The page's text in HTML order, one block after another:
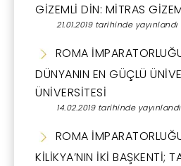
GİZEMLİ DİN: MİTRAS
21.01.2019 tarihinde
ROMA
DÜNYANIN EN GÜÇLÜ
ÜNİVERSİTESİ
14.02.2019 tarihinde
ROMA
KİLİKYA’NIN İKİ BAŞKENTİ;